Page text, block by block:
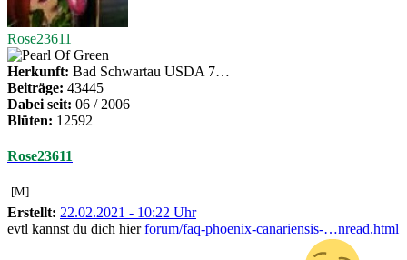
Rose23611
Herkunft: Bad Schwartau USDA 7…
Beiträge: 43445
Dabei seit: 06 / 2006
Blüten: 12592
Rose23611
[M]
Erstellt: 22.02.2021 - 10:22 Uhr
evtl kannst du dich hierforum/faq-phoenix-canariensis-…nread.html